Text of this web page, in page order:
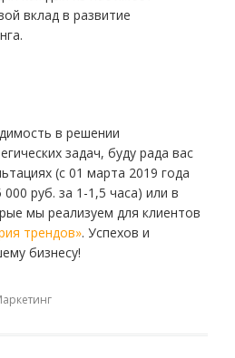
вклад в развитие
в решении
задач, буду рада вас
(с 01 марта 2019 года
руб. за 1-1,5 часа) или в
мы реализуем для клиентов
трендов». Успехов и
бизнесу!